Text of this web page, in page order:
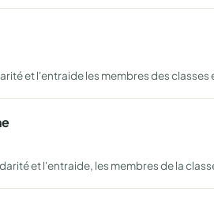
et l'entraide les membres des classes
et l'entraide, les membres de la